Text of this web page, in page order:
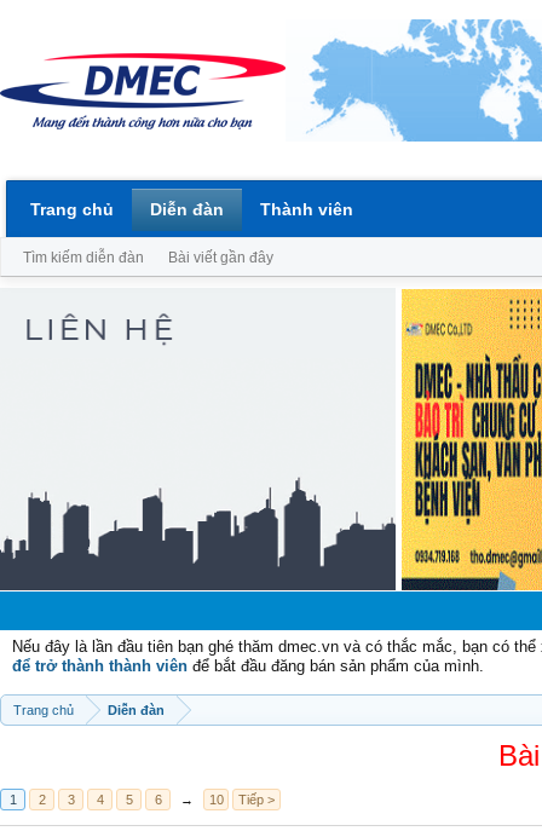
Nếu đây là lần đầu tiên bạn ghé thăm dmec.vn và có thắc mắc, bạn có
để trở thành thành viên để bắt đầu đăng bán sản phẩm của mình.
Trang chủ Diễn đàn
1 2 3 4 5 6 → 10 Tiếp >
Trang chủ Diễn đàn
Tìm kiếm diễn đàn Bài viết gần đây
Thành viên